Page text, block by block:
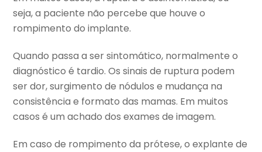
seja, a paciente não percebe que houve o
rompimento do implante.
Quando passa a ser sintomático, normalmente o
diagnóstico é tardio. Os sinais de ruptura podem
ser dor, surgimento de nódulos e mudança na
consistência e formato das mamas. Em muitos
casos é um achado dos exames de imagem.
Em caso de rompimento da prótese, o explante de